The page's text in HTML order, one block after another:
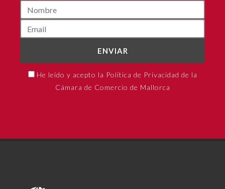
ENVIAR
He leído y acepto la Política de Privacidad de la
Cámara de Comercio de Mallorca